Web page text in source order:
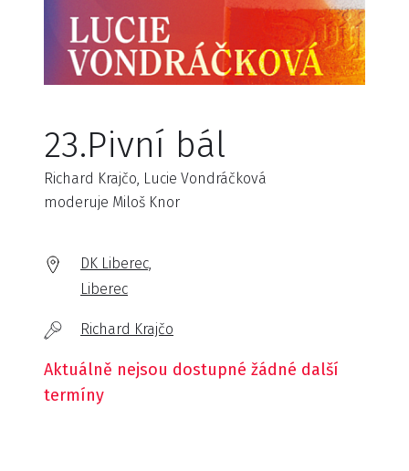
23.Pivní bál
Richard Krajčo, Lucie Vondráčková
moderuje Miloš Knor
DK Liberec,
Liberec
Richard Krajčo
Aktuálně nejsou dostupné žádné další
termíny